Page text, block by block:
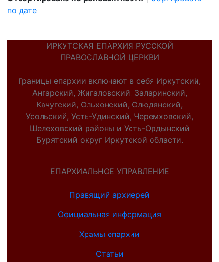
по дате
ИРКУТСКАЯ ЕПАРХИЯ РУССКОЙ
ПРАВОСЛАВНОЙ ЦЕРКВИ
Границы епархии включают в себя Иркутский,
Ангарский, Жигаловский, Заларинский,
Качугский, Ольхонский, Слюдянский,
Усольский, Усть-Удинский, Черемховский,
Шелеховский районы и Усть-Ордынский
Бурятский округ Иркутской области.
ЕПАРХИАЛЬНОЕ УПРАВЛЕНИЕ
Правящий архиерей
Официальная информация
Храмы епархии
Статьи